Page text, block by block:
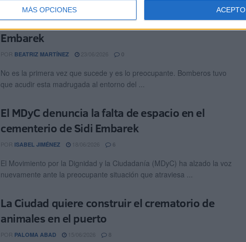
MÁS OPCIONES ACEPTO
Incendio en el entorno del cementerio de Sidi
Embarek
POR BEATRIZ MARTÍNEZ 0
No es la primera vez que sucede y es lo preocupante. Bomberos tuvo
que acudir esta madrugada al entorno del ...
El MDyC denuncia la falta de espacio en el
cementerio de Sidi Embarek
POR ISABEL JIMÉNEZ 6
El Movimiento por la Dignidad y la Ciudadanía (MDyC) ha alzado la voz
nuevamente ante la preocupante situación que atraviesa ...
La Ciudad quiere construir el crematorio de
animales en el puerto
POR PALOMA ABAD 8